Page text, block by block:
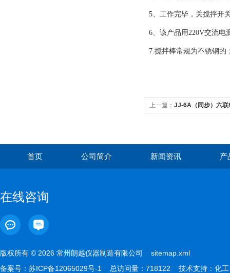
5、工作完毕，关搅拌开
6、该产品用220V交流电
7.搅拌棒常规为不锈钢的
上一篇： JJ-6A（同步）六联
首页 公司简介 新闻资讯 产
在线咨询
版权所有 © 2026 常州朗越仪器制造有限公司 sitemap.xml
备案号： 苏ICP备12065029号-1 总访问量：718122 技术支持： 化工